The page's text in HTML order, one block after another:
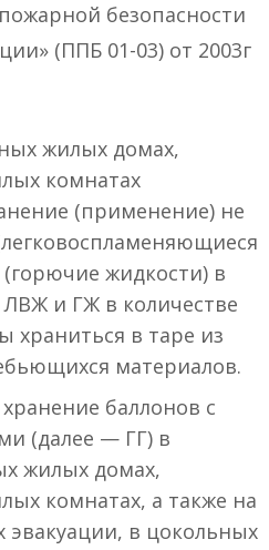
безопасности
(ППБ 01-03) от 2003г
жилых домах,
комнатах
(применение) не
жидкости) в
и ГЖ в количестве
храниться в таре из
материалов.
баллонов с
(далее — ГГ) в
жилых домах,
комнатах, а также на
эвакуации, в цокольных